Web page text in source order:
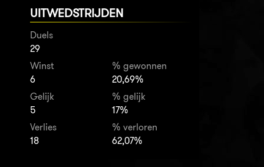
UITWEDSTRIJDEN
Duels
29
Winst
6
% gewonnen
20,69%
Gelijk
5
% gelijk
17%
Verlies
18
% verloren
62,07%